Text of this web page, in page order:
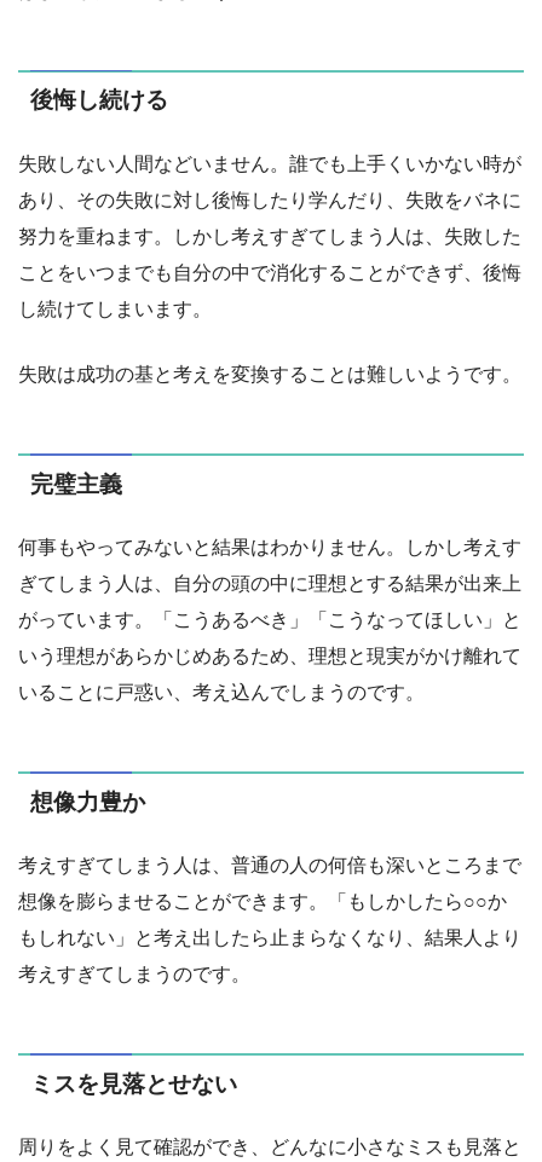
後悔し続ける
失敗しない人間などいません。誰でも上手くいかない時が
あり、その失敗に対し後悔したり学んだり、失敗をバネに
努力を重ねます。しかし考えすぎてしまう人は、失敗した
ことをいつまでも自分の中で消化することができず、後悔
し続けてしまいます。
失敗は成功の基と考えを変換することは難しいようです。
完璧主義
何事もやってみないと結果はわかりません。しかし考えす
ぎてしまう人は、自分の頭の中に理想とする結果が出来上
がっています。「こうあるべき」「こうなってほしい」と
いう理想があらかじめあるため、理想と現実がかけ離れて
いることに戸惑い、考え込んでしまうのです。
想像力豊か
考えすぎてしまう人は、普通の人の何倍も深いところまで
想像を膨らませることができます。「もしかしたら○○か
もしれない」と考え出したら止まらなくなり、結果人より
考えすぎてしまうのです。
ミスを見落とせない
周りをよく見て確認ができ、どんなに小さなミスも見落と